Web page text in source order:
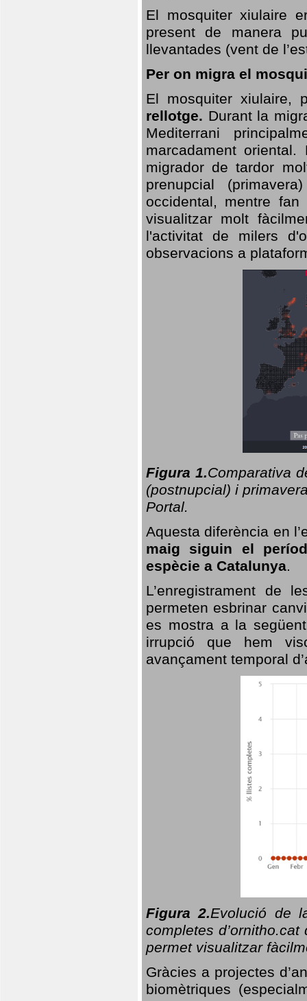
El mosquiter xiulaire
present de manera
llevantades (vent de
Per on migra el
El mosquiter xiulaire,
rellotge. Durant la
Mediterrani
marcadament
migrador de tardor
prenupcial
occidental, mentre
visualitzar molt
l'activitat de milers
observacions a
Figura 1.Comparativa
(postnupcial) i
Portal.
Aquesta diferència en
maig siguin el
espècie a Catalunya.
L’enregistrament de
permeten esbrinar
es mostra a la
irrupció que hem
avançament temporal
Figura 2.Evolució de
completes
permet visualitzar
Gràcies a projectes
biomètriques